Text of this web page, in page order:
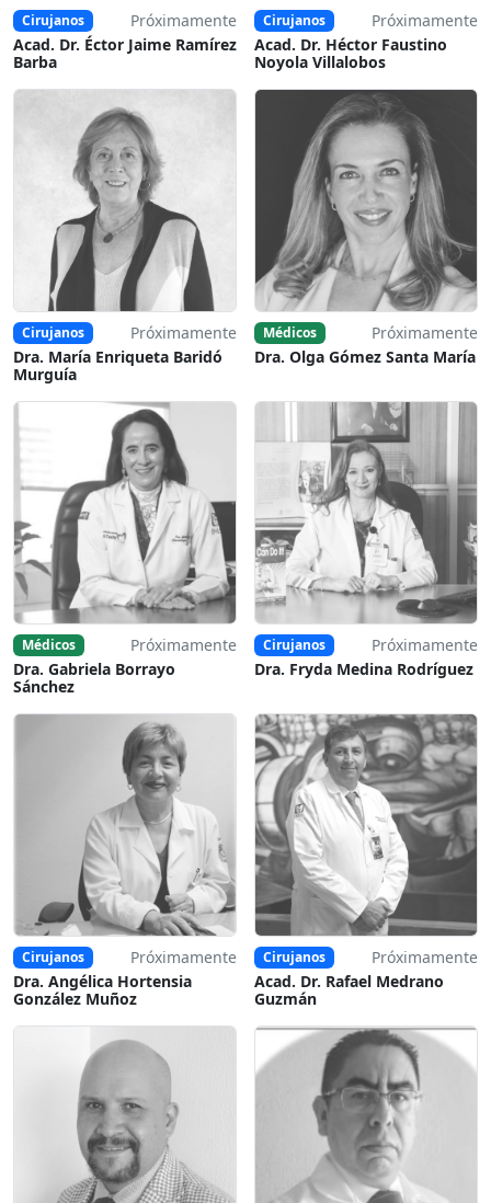
Cirujanos
Próximamente
Acad. Dr. Éctor Jaime Ramírez
Barba
Cirujanos
Próximamente
Acad. Dr. Héctor Faustino
Noyola Villalobos
Cirujanos
Próximamente
Dra. María Enriqueta Baridó
Murguía
Médicos
Próximamente
Dra. Olga Gómez Santa María
Médicos
Próximamente
Dra. Gabriela Borrayo
Sánchez
Cirujanos
Próximamente
Dra. Fryda Medina Rodríguez
Cirujanos
Próximamente
Dra. Angélica Hortensia
González Muñoz
Cirujanos
Próximamente
Acad. Dr. Rafael Medrano
Guzmán